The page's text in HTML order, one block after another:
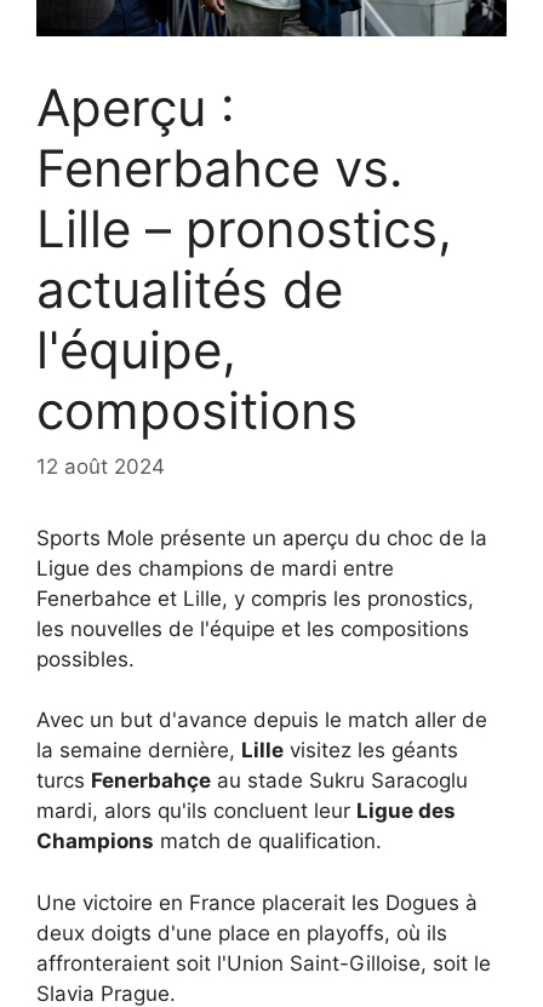
Aperçu :
Fenerbahce vs.
Lille – pronostics,
actualités de
l'équipe,
compositions
12 août 2024
Sports Mole présente un aperçu du choc de la
Ligue des champions de mardi entre
Fenerbahce et Lille, y compris les pronostics,
les nouvelles de l'équipe et les compositions
possibles.
Avec un but d'avance depuis le match aller de
la semaine dernière, Lille visitez les géants
turcs Fenerbahçe au stade Sukru Saracoglu
mardi, alors qu'ils concluent leur Ligue des
Champions match de qualification.
Une victoire en France placerait les Dogues à
deux doigts d'une place en playoffs, où ils
affronteraient soit l'Union Saint-Gilloise, soit le
Slavia Prague.